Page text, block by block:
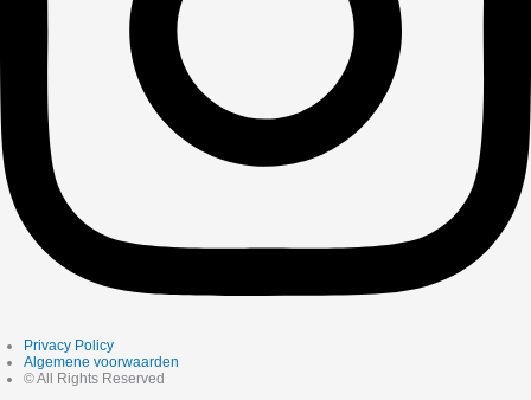
Privacy Policy
Algemene voorwaarden
© All Rights Reserved